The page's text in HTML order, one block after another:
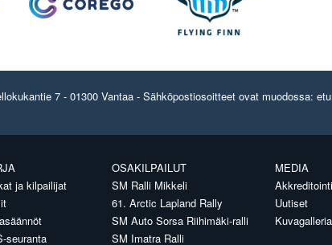
7 - 01300 Vantaa - Sähköpostiosoitteet ovat muodossa:
ja kilpailijat
seuranta
OSAKILPAILUT
SM Ralli Mikkeli
61. Arctic Lapland Rally
SM Auto Sorsa Riihimäki-ralli
SM Imatra Ralli
MEDIA
Akkreditointi
Uutiset
Kuvagalleria